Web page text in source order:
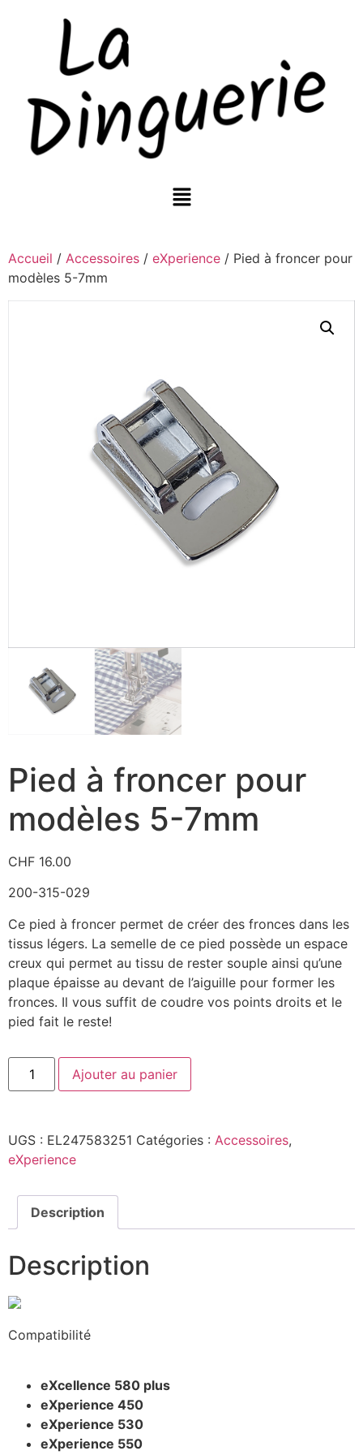
Accueil / Accessoires / eXperience / Pied à froncer pour
modèles 5-7mm
Pied à froncer pour
modèles 5-7mm
CHF 16.00
200-315-029
Ce pied à froncer permet de créer des fronces dans les
tissus légers. La semelle de ce pied possède un espace
creux qui permet au tissu de rester souple ainsi qu’une
plaque épaisse au devant de l’aiguille pour former les
fronces. Il vous suffit de coudre vos points droits et le
pied fait le reste!
Ajouter au panier
UGS : EL247583251 Catégories : Accessoires,
eXperience
Description
Description
Compatibilité
eXcellence 580 plus
eXperience 450
eXperience 530
eXperience 550